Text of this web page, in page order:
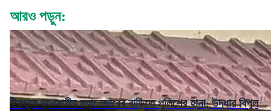
আরও পড়ুন:
বীরভূমে ব্যবসায়ীর ম্যানেজারের বাড়িতে পুলিশের হানা, উদ্ধার বিপুল